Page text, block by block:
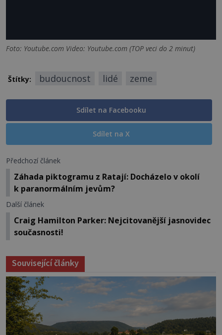
Foto: Youtube.com Video: Youtube.com (TOP veci do 2 minut)
Štítky: budoucnost lidé zeme
Sdílet na Facebooku
Sdílet na X
Předchozí článek
Záhada piktogramu z Ratají: Docházelo v okolí
k paranormálním jevům?
Další článek
Craig Hamilton Parker: Nejcitovanější jasnovidec
současnosti!
Související články